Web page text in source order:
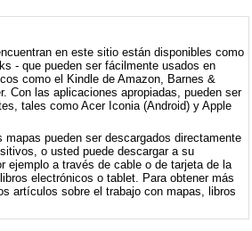
en este sitio están disponibles como
- que pueden ser fácilmente usados ​​en
como el Kindle de Amazon, Barnes &
Con las aplicaciones apropiadas, pueden ser
tales como Acer Iconia (Android) y Apple
mapas pueden ser descargados directamente
o usted puede descargar a su
ejemplo a través de cable o de tarjeta de la
electrónicos o tablet. Para obtener más
artículos sobre el trabajo con mapas, libros